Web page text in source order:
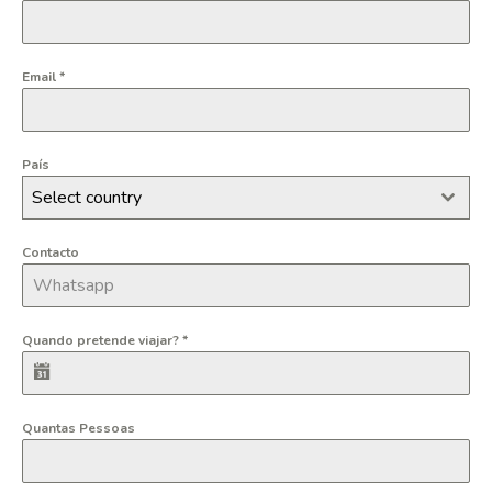
Email*
País
Select country
Contacto
Quando pretende viajar?*
Quantas Pessoas